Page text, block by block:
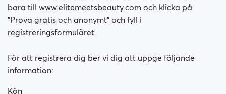
bara till www.elitemeetsbeauty.com och klicka på
"Prova gratis och anonymt" och fyll i
registreringsformuläret.
För att registrera dig ber vi dig att uppge följande
information:
Kön